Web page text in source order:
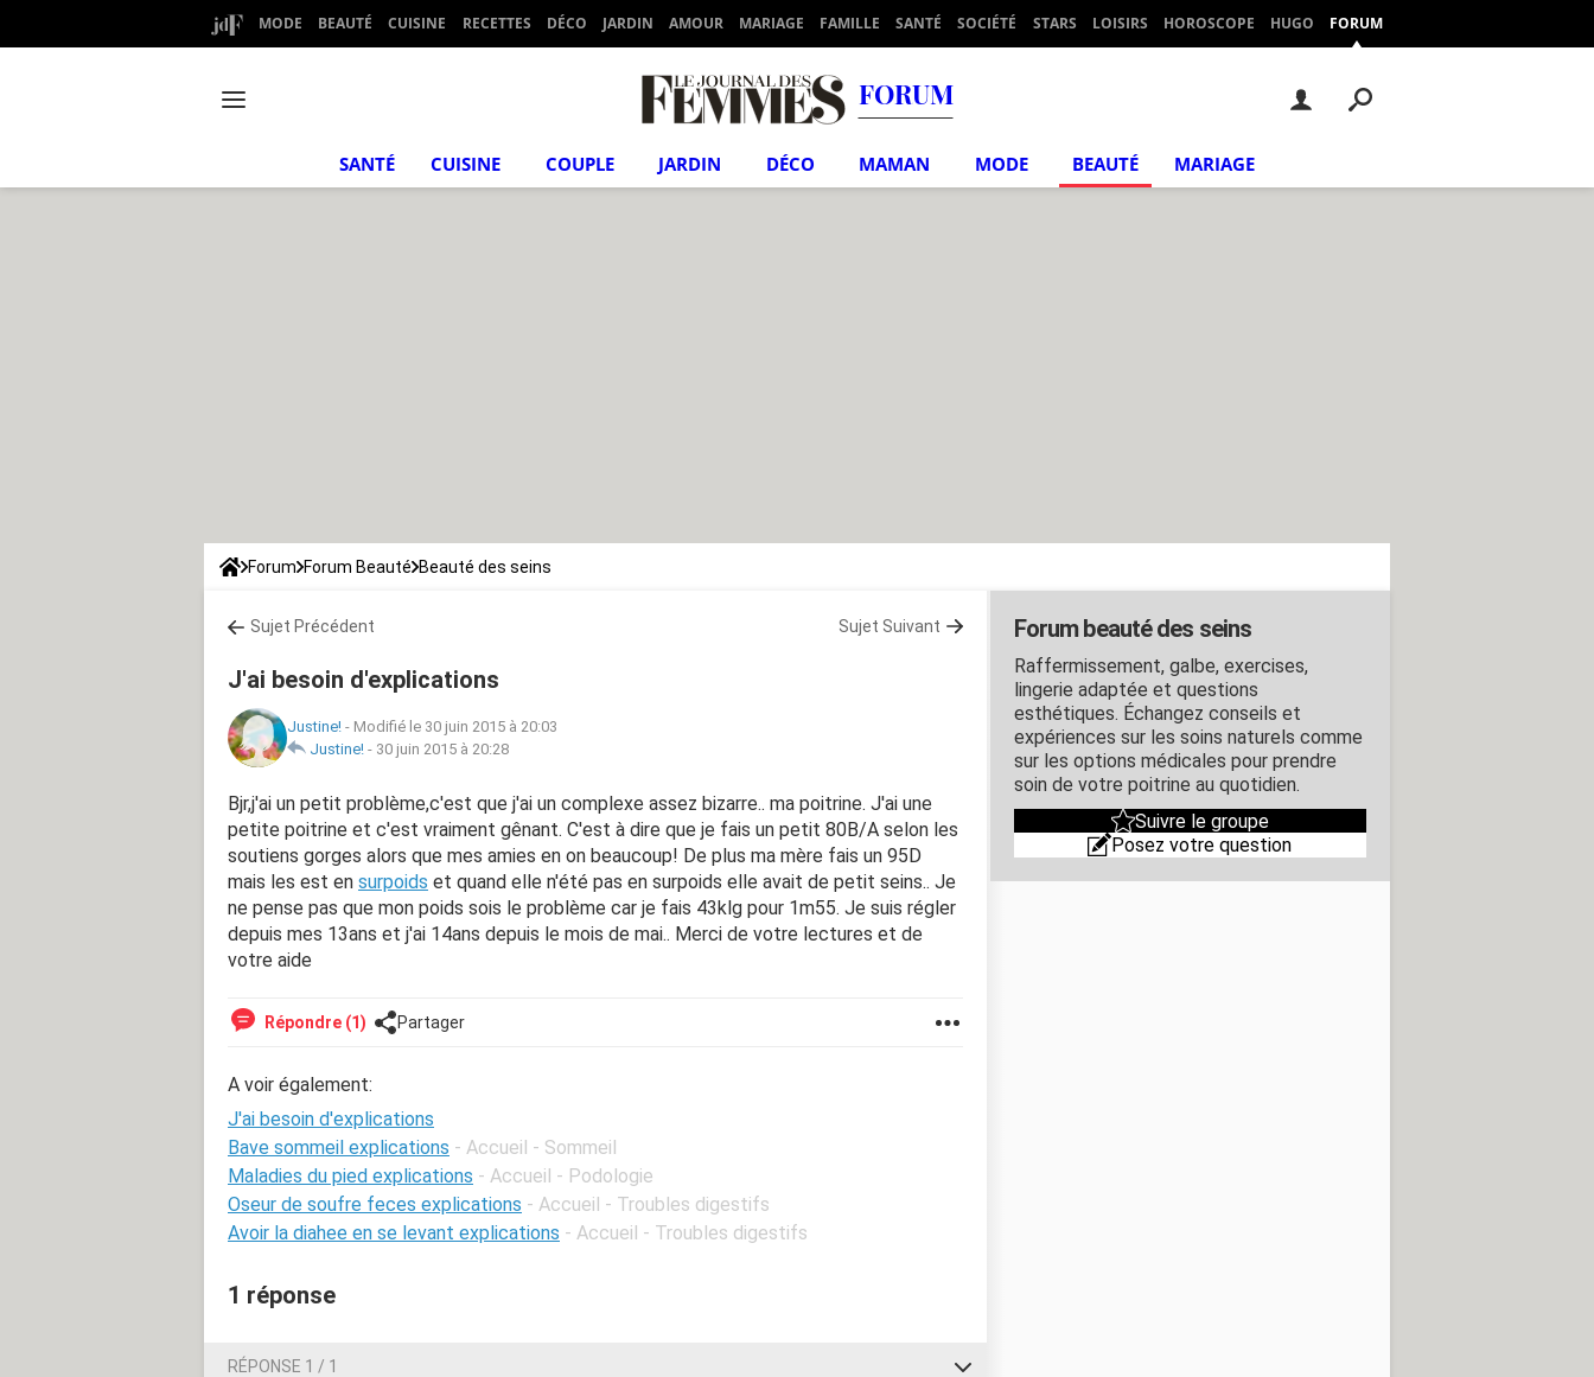
MODE BEAUTÉ CUISINE RECETTES DÉCO JARDIN AMOUR MARIAGE FAMILLE SANTÉ SOCIÉTÉ STARS LOISIRS HOROSCOPE HUGO FORUM
FORUM
SANTÉ CUISINE COUPLE JARDIN DÉCO MAMAN MODE BEAUTÉ MARIAGE
Forum Forum Beauté Beauté des seins
Sujet Précédent Sujet Suivant
J'ai besoin d'explications
Justine! - Modifié le 30 juin 2015 à 20:03
Justine! - 30 juin 2015 à 20:28
Bjr,j'ai un petit problème,c'est que j'ai un complexe assez bizarre.. ma poitrine. J'ai une
petite poitrine et c'est vraiment gênant. C'est à dire que je fais un petit 80B/A selon les
soutiens gorges alors que mes amies en on beaucoup! De plus ma mère fais un 95D
mais les est en surpoids et quand elle n'été pas en surpoids elle avait de petit seins.. Je
ne pense pas que mon poids sois le problème car je fais 43klg pour 1m55. Je suis régler
depuis mes 13ans et j'ai 14ans depuis le mois de mai.. Merci de votre lectures et de
votre aide
Répondre (1) Partager
A voir également:
J'ai besoin d'explications
Bave sommeil explications - Accueil - Sommeil
Maladies du pied explications - Accueil - Podologie
Oseur de soufre feces explications - Accueil - Troubles digestifs
Avoir la diahee en se levant explications - Accueil - Troubles digestifs
1 réponse
RÉPONSE 1 / 1
Forum beauté des seins
Raffermissement, galbe, exercises,
lingerie adaptée et questions
esthétiques. Échangez conseils et
expériences sur les soins naturels comme
sur les options médicales pour prendre
soin de votre poitrine au quotidien.
Suivre le groupe
Posez votre question